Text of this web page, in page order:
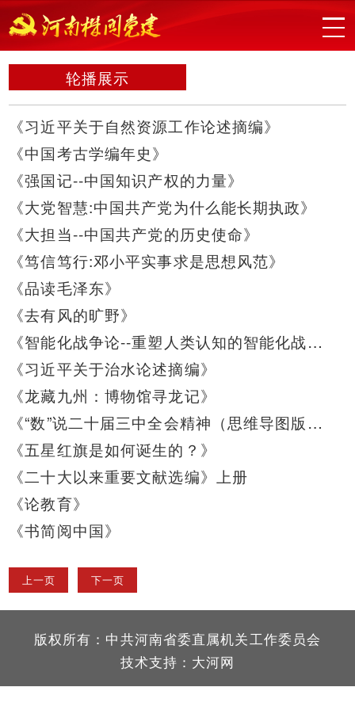
轮播展示
《习近平关于自然资源工作论述摘编》
《中国考古学编年史》
《强国记--中国知识产权的力量》
《大党智慧:中国共产党为什么能长期执政》
《大担当--中国共产党的历史使命》
《笃信笃行:邓小平实事求是思想风范》
《品读毛泽东》
《去有风的旷野》
《智能化战争论--重塑人类认知的智能化战争机理与演变趋势》
《习近平关于治水论述摘编》
《龙藏九州：博物馆寻龙记》
《“数”说二十届三中全会精神（思维导图版）》
《五星红旗是如何诞生的？》
《二十大以来重要文献选编》上册
《论教育》
《书简阅中国》
上一页 下一页
版权所有：中共河南省委直属机关工作委员会
技术支持： 大河网